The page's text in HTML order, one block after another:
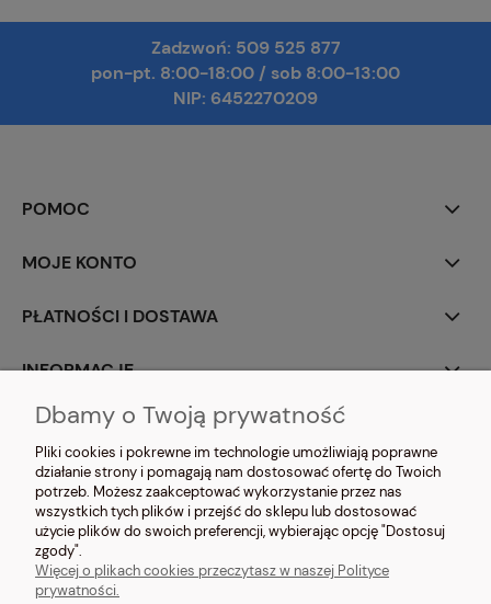
Zadzwoń: 509 525 877
pon-pt. 8:00-18:00 / sob 8:00-13:00
NIP: 6452270209
POMOC
MOJE KONTO
PŁATNOŚCI I DOSTAWA
INFORMACJE
O NAS
NOSIMYSIE.PL Sylwia Kiołbasa | ul. Głowackiego 2, 42-690 Tworóg | NIP:
6452270209 | tel.509 525 877| e-mail:sklep@nosimysie.pl
Dbamy o Twoją prywatność
Pliki cookies i pokrewne im technologie umożliwiają poprawne
działanie strony i pomagają nam dostosować ofertę do Twoich
potrzeb. Możesz zaakceptować wykorzystanie przez nas
wszystkich tych plików i przejść do sklepu lub dostosować
użycie plików do swoich preferencji, wybierając opcję "Dostosuj
zgody".
Więcej o plikach cookies przeczytasz w naszej Polityce
prywatności.